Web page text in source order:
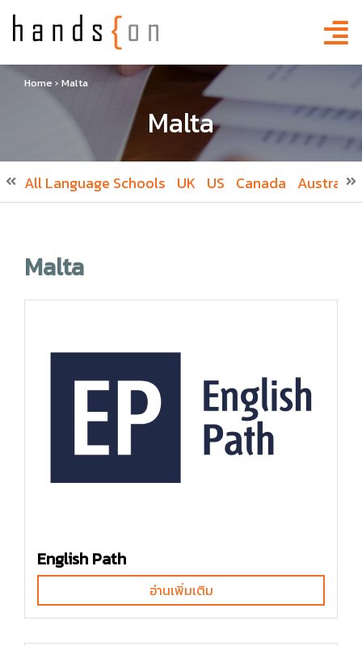
Home › Malta
Malta
All Language Schools UK US Canada Australia
Malta
English Path
อ่านเพิ่มเติม